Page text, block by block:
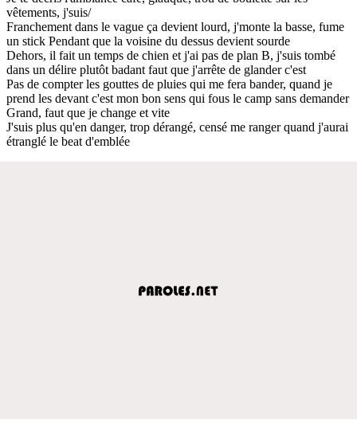
vêtements, j'suis/
Franchement dans le vague ça devient lourd, j'monte la basse, fume
un stick Pendant que la voisine du dessus devient sourde
Dehors, il fait un temps de chien et j'ai pas de plan B, j'suis tombé
dans un délire plutôt badant faut que j'arrête de glander c'est
Pas de compter les gouttes de pluies qui me fera bander, quand je
prend les devant c'est mon bon sens qui fous le camp sans demander
Grand, faut que je change et vite
J'suis plus qu'en danger, trop dérangé, censé me ranger quand j'aurai
étranglé le beat d'emblée